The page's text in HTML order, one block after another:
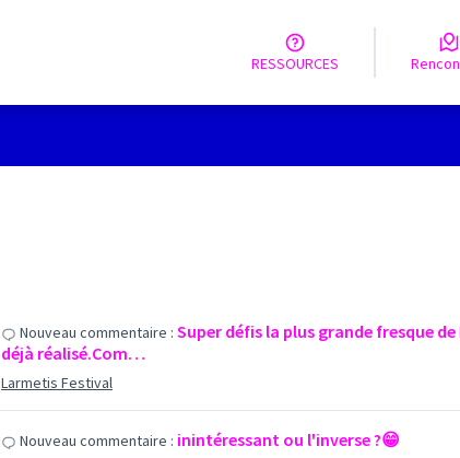
RESSOURCES
Nouveau commentaire : Super défis la plus grande fresque
déjà réalisé.Com…
Larmetis Festival
Nouveau commentaire : inintéressant ou l'inverse ?😁